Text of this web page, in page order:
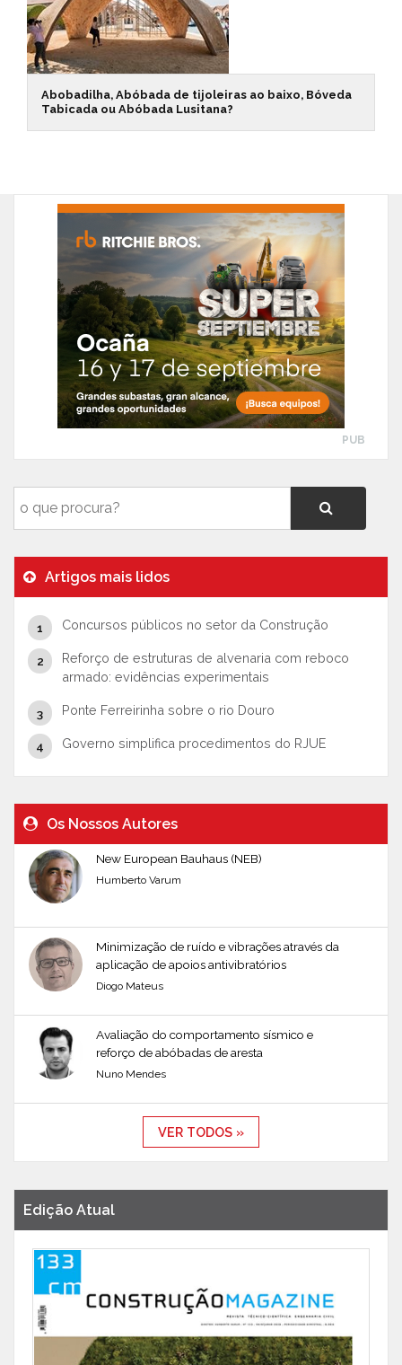
Abobadilha, Abóbada de tijoleiras ao baixo, Bóveda
Tabicada ou Abóbada Lusitana?
PUB
Artigos mais lidos
Concursos públicos no setor da Construção
Reforço de estruturas de alvenaria com reboco
armado: evidências experimentais
Ponte Ferreirinha sobre o rio Douro
Governo simplifica procedimentos do RJUE
Os Nossos Autores
New European Bauhaus (NEB)
Humberto Varum
Minimização de ruído e vibrações através da
aplicação de apoios antivibratórios
Diogo Mateus
Avaliação do comportamento sísmico e
reforço de abóbadas de aresta
Nuno Mendes
VER TODOS »
Edição Atual